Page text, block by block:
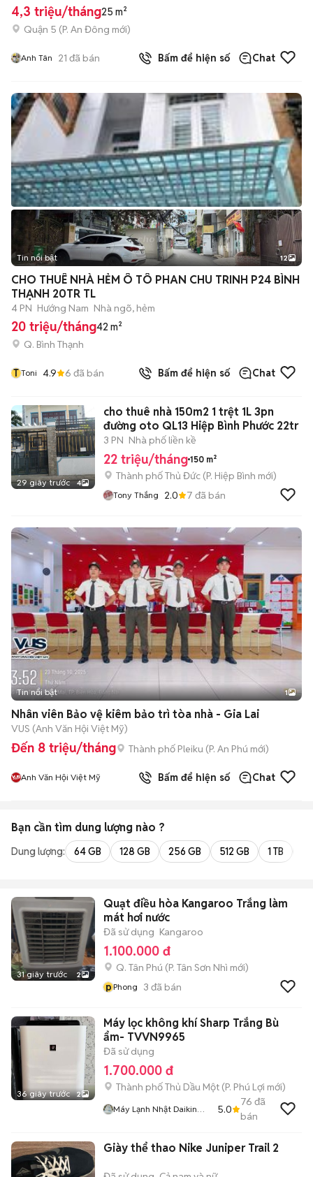
4,3 triệu/tháng25 m²
Quận 5 (P. An Đông mới)
Anh Tân 21 đã bán Bấm để hiện số Chat
+2
Tin nổi bật 12
CHO THUÊ NHÀ HẺM Ô TÔ PHAN CHU TRINH P24 BÌNH
THẠNH 20TR TL
4 PN Hướng Nam Nhà ngõ, hẻm
20 triệu/tháng42 m²
Q. Bình Thạnh
T Toni 4.9 6 đã bán Bấm để hiện số Chat
29 giây trước 4
cho thuê nhà 150m2 1 trệt 1L 3pn
đường oto QL13 Hiệp Bình Phước 22tr
3 PN Nhà phố liền kề
22 triệu/tháng 150 m²
Thành phố Thủ Đức (P. Hiệp Bình mới)
Tony Thắng 2.0 7 đã bán
Tin nổi bật 1
Nhân viên Bảo vệ kiêm bảo trì tòa nhà - Gia Lai
VUS (Anh Văn Hội Việt Mỹ)
Đến 8 triệu/tháng Thành phố Pleiku (P. An Phú mới)
Anh Văn Hội Việt Mỹ Bấm để hiện số Chat
Bạn cần tìm dung lượng nào ?
Dung lượng: 64 GB 128 GB 256 GB 512 GB 1 TB
31 giây trước 2
Quạt điều hòa Kangaroo Trắng làm
mát hơi nước
Đã sử dụng Kangaroo
1.100.000 đ
Q. Tân Phú (P. Tân Sơn Nhì mới)
pPhong 3 đã bán
36 giây trước 2
Máy lọc không khí Sharp Trắng Bù
ẩm- TVVN9965
Đã sử dụng
1.700.000 đ
Thành phố Thủ Dầu Một (P. Phú Lợi mới)
Máy Lạnh Nhật Daikin
5.0
76 đã
bán
Giày thể thao Nike Juniper Trail 2